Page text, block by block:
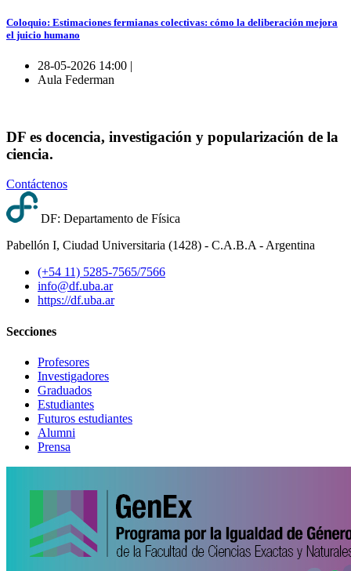
Coloquio: Estimaciones fermianas colectivas: cómo la deliberación mejora
el juicio humano
28-05-2026 14:00 |
Aula Federman
DF es docencia, investigación y popularización de la
ciencia.
Contáctenos
DF: Departamento de Física
Pabellón I, Ciudad Universitaria (1428) - C.A.B.A - Argentina
(+54 11) 5285-7565/7566
info@df.uba.ar
https://df.uba.ar
Secciones
Profesores
Investigadores
Graduados
Estudiantes
Futuros estudiantes
Alumni
Prensa